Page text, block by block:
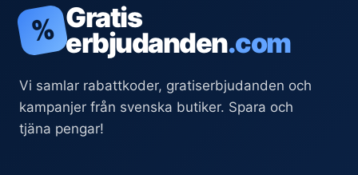
% Gratis
erbjudanden.com
Vi samlar rabattkoder, gratiserbjudanden och
kampanjer från svenska butiker. Spara och
tjäna pengar!